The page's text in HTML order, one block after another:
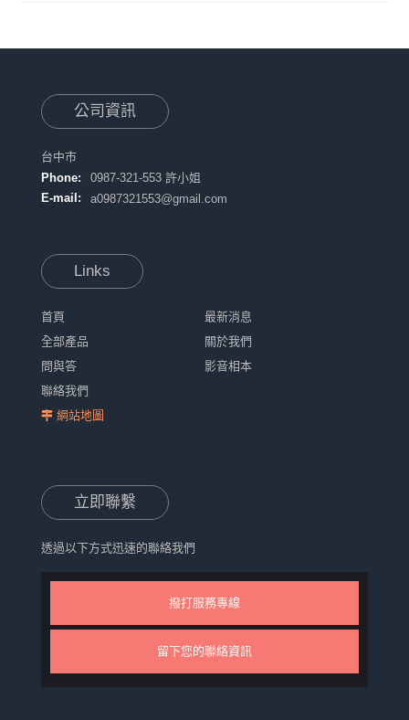
公司資訊
台中市
Phone:
0987-321-553 許小姐
E-mail:
a0987321553@gmail.com
Links
首頁
最新消息
全部產品
關於我們
問與答
影音相本
聯絡我們
網站地圖
立即聯繫
透過以下方式迅速的聯絡我們
撥打服務專線
留下您的聯絡資訊